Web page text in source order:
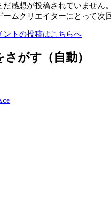
だ感想が投稿されていません
ムクリエイターにとって次
トの投稿はこちらへ
がす（自動）